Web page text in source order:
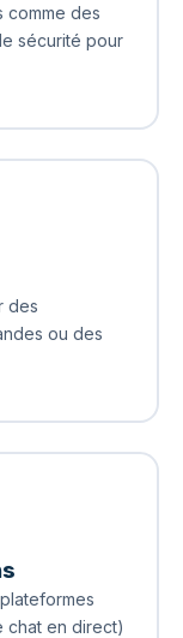
comme des
sécurité pour
des
ou des
chat en direct)